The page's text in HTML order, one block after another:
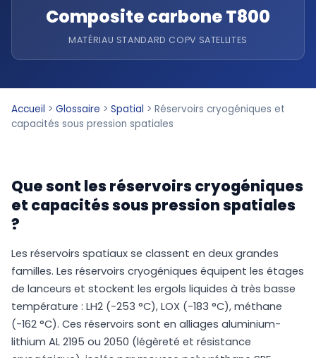
Composite carbone T800
MATÉRIAU STANDARD COPV SATELLITES
Accueil > Glossaire > Spatial > Réservoirs cryogéniques et
capacités sous pression spatiales
Que sont les réservoirs cryogéniques
et capacités sous pression spatiales
?
Les réservoirs spatiaux se classent en deux grandes
familles. Les réservoirs cryogéniques équipent les étages
de lanceurs et stockent les ergols liquides à très basse
température : LH2 (-253 °C), LOX (-183 °C), méthane
(-162 °C). Ces réservoirs sont en alliages aluminium-
lithium AL 2195 ou 2050 (légèreté et résistance